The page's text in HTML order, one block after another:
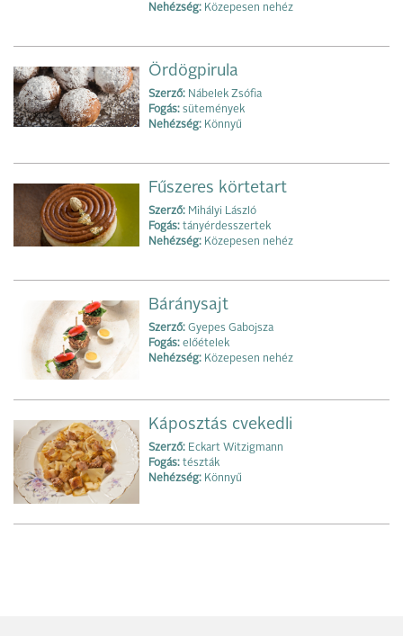
Nehézség: Közepesen nehéz
Ördögpirula
Szerző: Nábelek Zsófia
Fogás: sütemények
Nehézség: Könnyű
Fűszeres körtetart
Szerző: Mihályi László
Fogás: tányérdesszertek
Nehézség: Közepesen nehéz
Báránysajt
Szerző: Gyepes Gabojsza
Fogás: előételek
Nehézség: Közepesen nehéz
Káposztás cvekedli
Szerző: Eckart Witzigmann
Fogás: tészták
Nehézség: Könnyű